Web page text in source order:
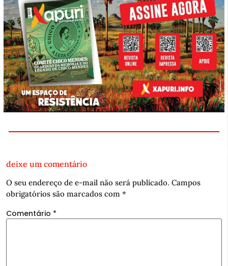
deixe um comentário
O seu endereço de e-mail não será publicado. Campos
obrigatórios são marcados com *
Comentário *